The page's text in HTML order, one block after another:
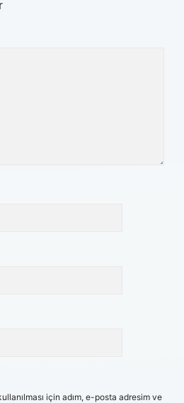
için adım, e-posta adresim ve